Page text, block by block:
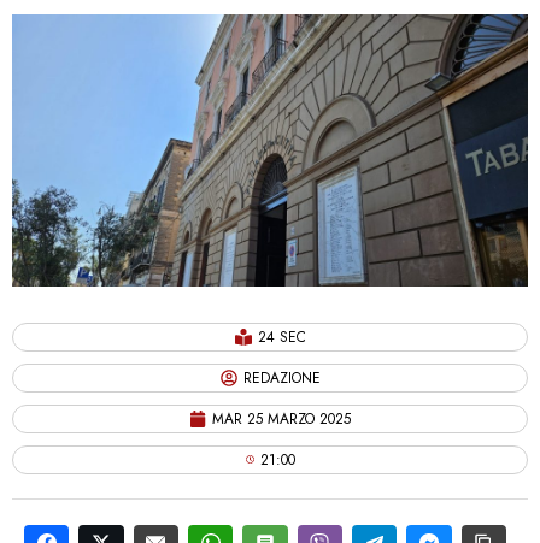
24 SEC
REDAZIONE
MAR 25 MARZO 2025
21:00